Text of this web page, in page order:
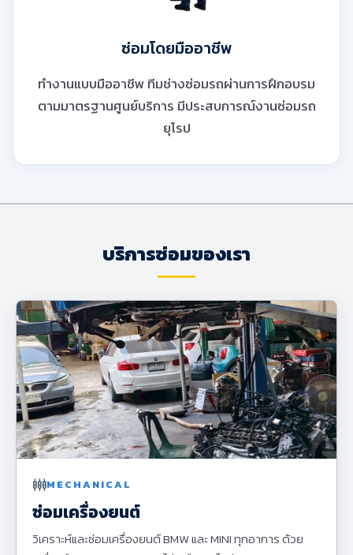
ซ่อมโดยมืออาชีพ
ทำงานแบบมืออาชีพ ทีมช่างซ่อมรถผ่านการฝึกอบรม
ตามมาตรฐานศูนย์บริการ มีประสบการณ์งานซ่อมรถ
ยุโรป
บริการซ่อมของเรา
settings_input_componentMECHANICAL
ซ่อมเครื่องยนต์
วิเคราะห์และซ่อมเครื่องยนต์ BMW และ MINI ทุกอาการ ด้วย